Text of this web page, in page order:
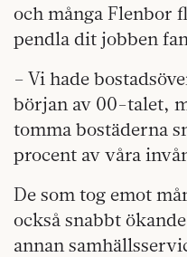
och många Flenbor
pendla dit jobben
– Vi hade
början av 00-talet,
tomma bostäderna
procent av våra
De som tog emot
också snabbt
annan